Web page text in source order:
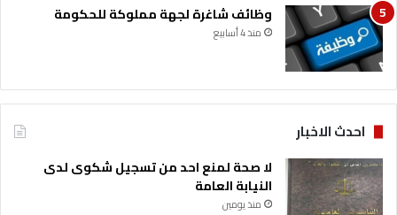
وظائف شاغرة لجهة مملوكة للحكومة
منذ 4 أسابيع
احدث الاخبار
لا صحة لمنع احد من تسجيل شكوى لدى
النيابة العامة
منذ يومين